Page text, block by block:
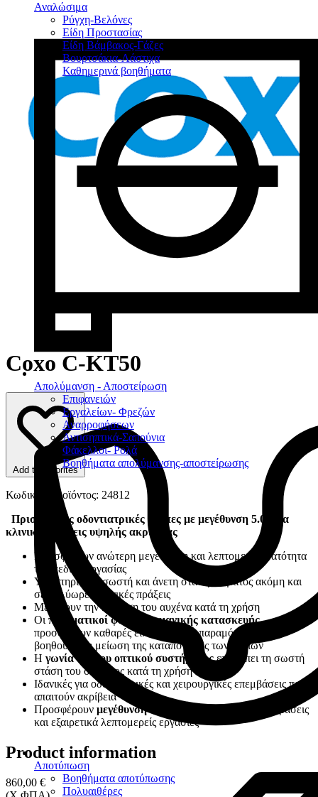
Αναλώσιμα
Ρύγχη-Βελόνες
Είδη Προστασίας
Είδη Βάμβακος-Γάζες
Βουρτσάκια-Λάστιχα
Καθημερινά βοηθήματα
Απολύμανση - Αποστείρωση
Επιφανειών
Εργαλείων- Φρεζών
Αναρροφήσεων
Αντισηπτικά-Σαπούνια
Φάκελλοι- Ρολά
Βοηθήματα απολύμανσης-αποστείρωσης
Αποτύπωση
Βοηθήματα αποτύπωσης
Πολυαιθέρες
Coxo C-KT50
Add to favorites
Κωδικός Προϊόντος: 24812
Πρισματικές οδοντιατρικές λούπες με μεγέθυνση 5.0x
για
κλινικές πράξεις υψηλής ακρίβειας
Προσφέρουν ανώτερη μεγέθυνση και λεπτομερή ορατότητα
του πεδίου εργασίας
Υποστηρίζουν σωστή και άνετη στάση σώματος ακόμη και
σε πολύωρες κλινικές πράξεις
Μειώνουν την κόπωση του αυχένα κατά τη χρήση
Οι πρισματικοί φακοί γερμανικής κατασκευής
προσφέρουν καθαρές εικόνες χωρίς παραμόρφωση και
βοηθούν στη μείωση της καταπόνησης των ματιών
Η γωνία 45° του οπτικού συστήματοςεπιτρέπει τη σωστή
στάση του σώματος κατά τη χρήση
Ιδανικές για οδοντιατρικές και χειρουργικές επεμβάσεις που
απαιτούν ακρίβεια
Προσφέρουν μεγέθυνση 5.0x
, ιδανική για μικροεπεμβάσεις
και εξαιρετικά λεπτομερείς εργασίες
Product information
860,00 €